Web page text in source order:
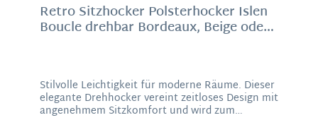
Retro Sitzhocker Polsterhocker Islen
Boucle drehbar Bordeaux, Beige oder
Stilvolle Leichtigkeit für moderne Räume. Dieser
elegante Drehhocker vereint zeitloses Design mit
angenehmem Sitzkomfort und wird zum